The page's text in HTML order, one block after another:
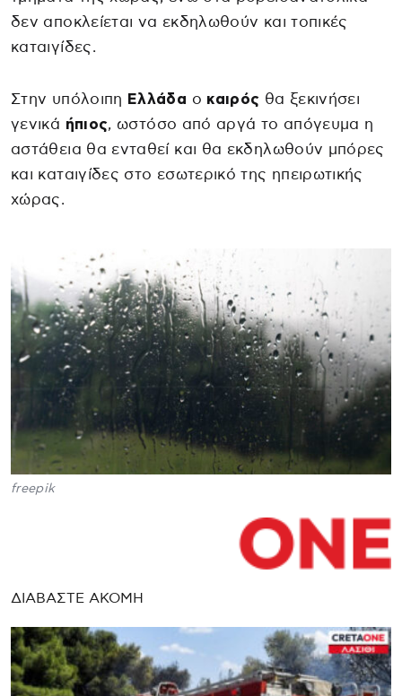
δεν αποκλείεται να εκδηλωθούν και τοπικές
καταιγίδες.
Στην υπόλοιπη Ελλάδα ο καιρός θα ξεκινήσει
γενικά ήπιος, ωστόσο από αργά το απόγευμα η
αστάθεια θα ενταθεί και θα εκδηλωθούν μπόρες
και καταιγίδες στο εσωτερικό της ηπειρωτικής
χώρας.
freepik
ΔΙΑΒΑΣΤΕ ΑΚΟΜΗ